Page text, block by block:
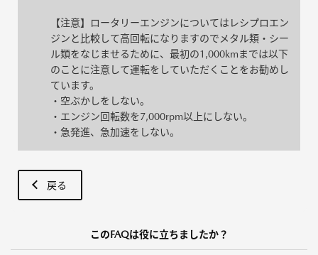
【注意】ロータリーエンジンについてはレシプロエン
ジンと比較して高回転になりますのでメタル類・シー
ル類をなじませるために、最初の1,000kmまでは以下
のことに注意して運転をしていただくことをお勧めし
ています。
・空ぶかしをしない。
・エンジン回転数を7,000rpm以上にしない。
・急発進、急加速をしない。
戻る
このFAQは役に立ちましたか？